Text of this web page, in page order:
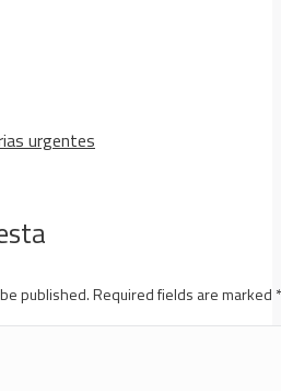
urgentes
published. Required fields are marked *